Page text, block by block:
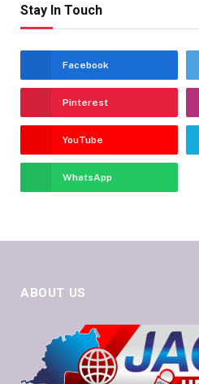
Stay In Touch
Facebook
Pinterest
YouTube
WhatsApp
ABOUT US